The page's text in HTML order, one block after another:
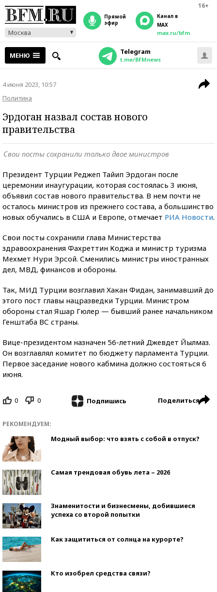
16+
Москва
прямой
эфир
Канал в
MAX
max.ru/bfm
МЕНЮ Telegram
t.me/BFMnews
4 июня 2023, 10:57
Политика
Эрдоган назвал состав нового
правительства
Свои посты сохранили только двое министров
Президент Турции Реджеп Тайип Эрдоган после
церемонии инаугурации, которая состоялась 3 июня,
объявил состав нового правительства. В нем почти не
осталось министров из прежнего состава, а большинство
новых обучались в США и Европе, отмечает РИА Новости.
Свои посты сохранили глава Министерства
здравоохранения Фахреттин Коджа и министр туризма
Мехмет Нури Эрсой. Сменились министры иностранных
дел, МВД, финансов и обороны.
Так, МИД Турции возглавил Хакан Фидан, занимавший до
этого пост главы нацразведки Турции. Министром
обороны стал Яшар Гюлер — бывший ранее начальником
Генштаба ВС страны.
Вице-президентом назначен 56-летний Джевдет Йылмаз.
Он возглавлял комитет по бюджету парламента Турции.
Первое заседание нового кабмина должно состояться 6
июня.
0 0 Подпишись Поделиться
РЕКОМЕНДУЕМ:
Модный выбор: что взять с собой в отпуск?
Самая трендовая обувь лета – 2026
Знаменитости и бизнесмены, добившиеся
успеха со второй попытки
Как защититься от солнца на курорте?
Кто изобрел средства связи?